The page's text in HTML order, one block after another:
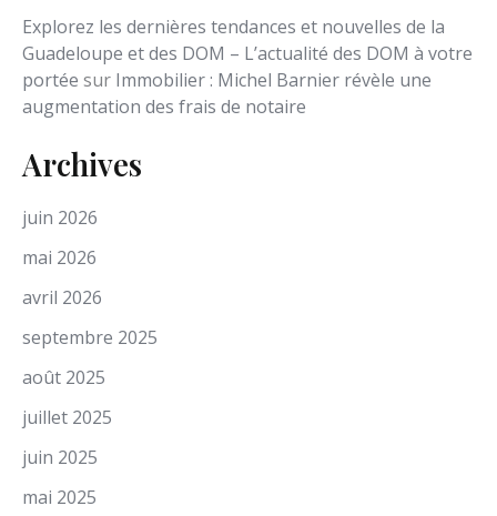
Explorez les dernières tendances et nouvelles de la
Guadeloupe et des DOM – L’actualité des DOM à votre
portée sur Immobilier : Michel Barnier révèle une
augmentation des frais de notaire
Archives
juin 2026
mai 2026
avril 2026
septembre 2025
août 2025
juillet 2025
juin 2025
mai 2025